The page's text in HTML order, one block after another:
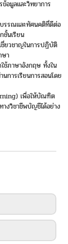
อมูลและวิทยาการ
รรณและทัศนคติที่ดีต่อ
ชั้นเรียน
ยวชาญในการปฏิบัติ
ษา
ภาษาอังกฤษ ทั้งใน
การเรียนการสอนโดย
เพื่อให้บัณฑิต
งวิชาชีพบัญชีได้อย่าง